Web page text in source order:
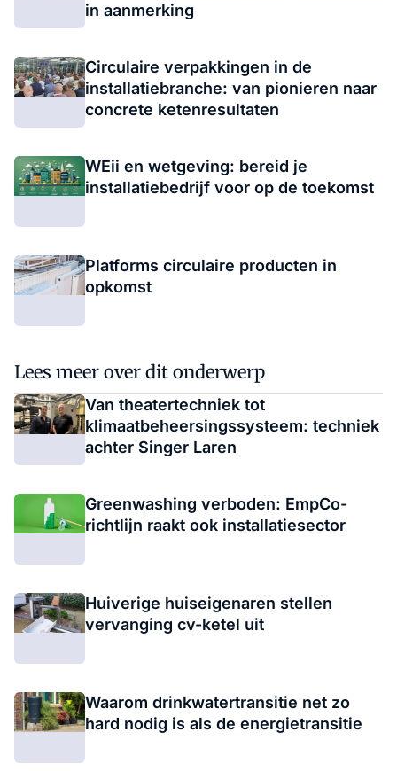
in aanmerking
Circulaire verpakkingen in de
installatiebranche: van pionieren naar
concrete ketenresultaten
WEii en wetgeving: bereid je
installatiebedrijf voor op de toekomst
Platforms circulaire producten in
opkomst
Lees meer over dit onderwerp
Van theatertechniek tot
klimaatbeheersingssysteem: techniek
achter Singer Laren
Greenwashing verboden: EmpCo-
richtlijn raakt ook installatiesector
Huiverige huiseigenaren stellen
vervanging cv-ketel uit
Waarom drinkwatertransitie net zo
hard nodig is als de energietransitie